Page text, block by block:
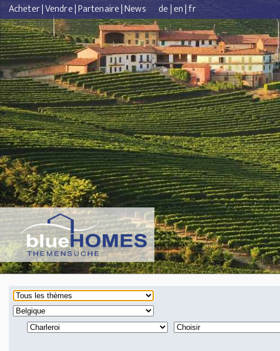
Acheter|Vendre|Partenaire|News de|en|fr